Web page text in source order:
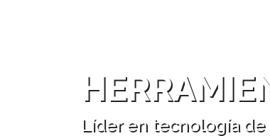
Líder en tecnología